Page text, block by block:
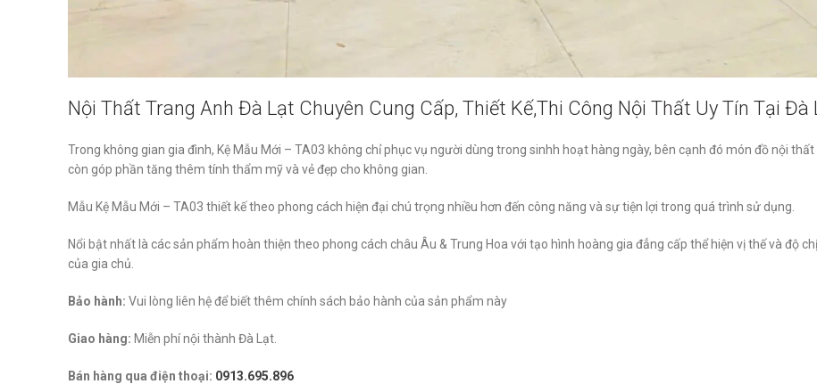
Nội Thất Trang Anh Đà Lạt Chuyên Cung Cấp, Thiết Kế,Thi Công Nội Thất Uy Tín Tại Đà
Trong không gian gia đình, Kệ Mẫu Mới – TA03 không chỉ phục vụ người dùng trong sinhh hoạt hàng ngày, bên cạnh đó món đồ nội thất
còn góp phần tăng thêm tính thẩm mỹ và vẻ đẹp cho không gian.
Mẫu Kệ Mẫu Mới – TA03 thiết kế theo phong cách hiện đại chú trọng nhiều hơn đến công năng và sự tiện lợi trong quá trình sử dụng.
Nổi bật nhất là các sản phẩm hoàn thiện theo phong cách châu Âu & Trung Hoa với tạo hình hoàng gia đẳng cấp thể hiện vị thế và độ
của gia chủ.
Bảo hành: Vui lòng liên hệ để biết thêm chính sách bảo hành của sản phẩm này
Giao hàng: Miễn phí nội thành Đà Lạt.
Bán hàng qua điện thoại: 0913.695.896